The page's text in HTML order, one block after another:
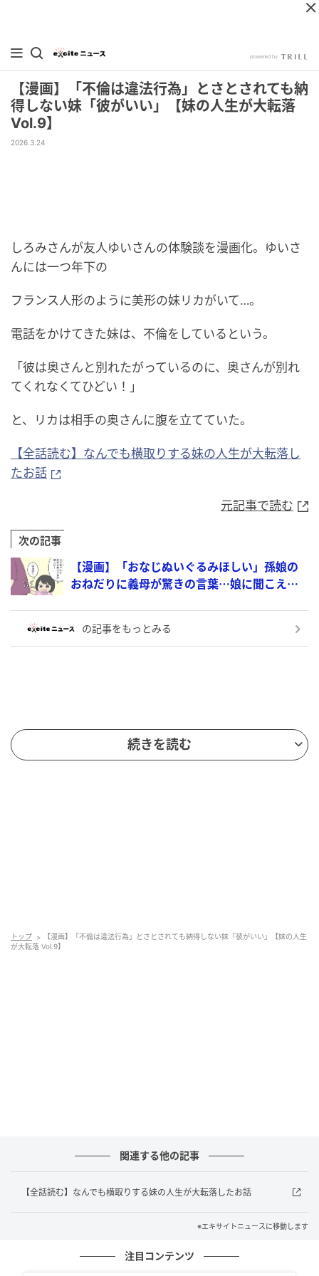
【漫画】「不倫は違法行為」とさとされても納
得しない妹「彼がいい」【妹の人生が大転落
Vol.9】
2026.3.24
しろみさんが友人ゆいさんの体験談を漫画化。ゆいさ
んには一つ年下の
フランス人形のように美形の妹リカがいて…。
電話をかけてきた妹は、不倫をしているという。
「彼は奥さんと別れたがっているのに、奥さんが別れ
てくれなくてひどい！」
と、リカは相手の奥さんに腹を立てていた。
【全話読む】なんでも横取りする妹の人生が大転落し
たお話
元記事で読む
次の記事
【漫画】「おなじぬいぐるみほしい」孫娘の
おねだりに義母が驚きの言葉…娘に聞こえて
の記事をもっとみる
続きを読む
トップ
【漫画】「不倫は違法行為」とさとされても納得しない妹「彼がいい」【妹の人生
が大転落 Vol.9】
関連する他の記事
【全話読む】なんでも横取りする妹の人生が大転落したお話
※エキサイトニュースに移動します
注目コンテンツ